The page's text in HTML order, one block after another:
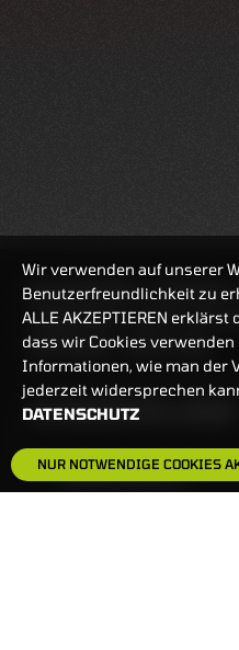
BANKEINSTELLUNGEN
HÄUFIG GESUCHT:
REALTIMEKURSE 06.08.2026
HANDELSZEIT
MO-FR: 7:30-23
ZERTIFIKATE
8:00-22 UHR
Wir verwenden auf unserer
Benutzerfreundlichkeit zu
ALLE AKZEPTIEREN
dass wir Cookies
Informationen, wie man der
jederzeit widersprechen
DATENSCHUTZ
NUR NOTWENDIGE COOKIES